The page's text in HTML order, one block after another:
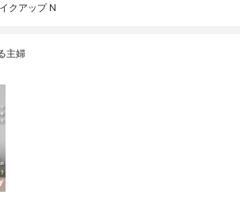
クアップ N
主婦